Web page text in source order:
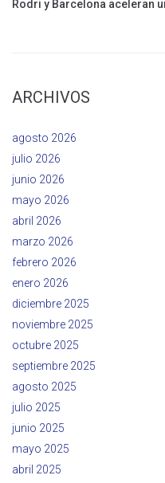
Rodri y Barcelona aceleran
ARCHIVOS
agosto 2026
julio 2026
junio 2026
mayo 2026
abril 2026
marzo 2026
febrero 2026
enero 2026
diciembre 2025
noviembre 2025
octubre 2025
septiembre 2025
agosto 2025
julio 2025
junio 2025
mayo 2025
abril 2025